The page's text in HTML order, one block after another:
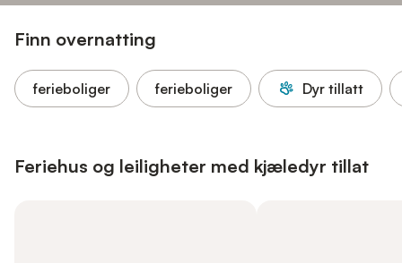
Finn overnatting
ferieboliger ferieboliger Dyr tillatt
Feriehus og leiligheter med kjæledyr tillat